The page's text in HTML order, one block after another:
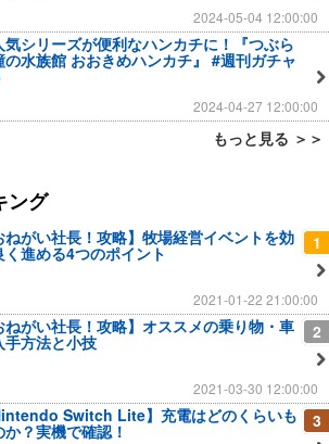
2024-05-04 12:00:00
気シリーズが便利なハンカチに！『つぶら
の水族館 おおきめハンカチ』 #週刊ガチャ
2024-04-27 12:00:00
もっと見る ＞＞
ング
1
ねがい社長！攻略】牧場経営イベントを効
く進める4つのポイント
2021-01-22 21:00:00
2
ねがい社長！攻略】オススメの乗り物・車
手方法と小技
2021-03-30 12:00:00
3
Switch Lite】充電はどのくらいも
か？実機で確認！